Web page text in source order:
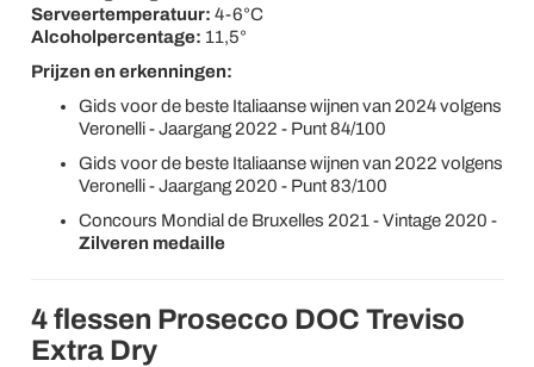
Serveertemperatuur: 4-6°C
Alcoholpercentage: 11,5°
Prijzen en erkenningen:
Gids voor de beste Italiaanse wijnen van 2024 volgens
Veronelli - Jaargang 2022 - Punt 84/100
Gids voor de beste Italiaanse wijnen van 2022 volgens
Veronelli - Jaargang 2020 - Punt 83/100
Concours Mondial de Bruxelles 2021 - Vintage 2020 -
Zilveren medaille
4 flessen Prosecco DOC Treviso
Extra Dry